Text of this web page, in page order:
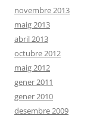
novembre 2013
maig 2013
abril 2013
octubre 2012
maig 2012
gener 2011
gener 2010
desembre 2009